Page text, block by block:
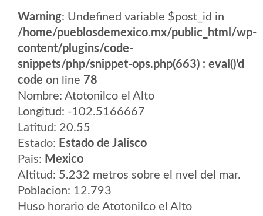
Warning: Undefined variable $post_id in
/home/pueblosdemexico.mx/public_html/wp-
content/plugins/code-
snippets/php/snippet-ops.php(663) : eval()'d
code on line 78
Nombre: Atotonilco el Alto
Longitud: -102.5166667
Latitud: 20.55
Estado: Estado de Jalisco
Pais: Mexico
Altitud: 5.232 metros sobre el nvel del mar.
Poblacion: 12.793
Huso horario de Atotonilco el Alto